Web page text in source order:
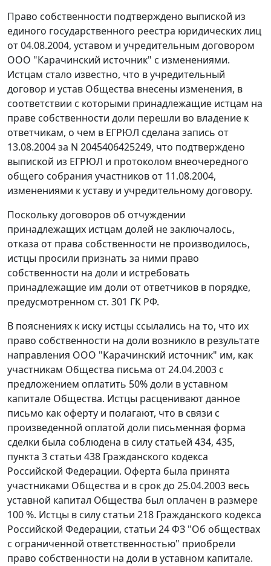
Право собственности подтверждено выпиской из
единого государственного реестра юридических лиц
от 04.08.2004, уставом и учредительным договором
ООО "Карачинский источник" с изменениями.
Истцам стало известно, что в учредительный
договор и устав Общества внесены изменения, в
соответствии с которыми принадлежащие истцам на
праве собственности доли перешли во владение к
ответчикам, о чем в ЕГРЮЛ сделана запись от
13.08.2004 за N 2045406425249, что подтверждено
выпиской из ЕГРЮЛ и протоколом внеочередного
общего собрания участников от 11.08.2004,
изменениями к уставу и учредительному договору.
Поскольку договоров об отчуждении
принадлежащих истцам долей не заключалось,
отказа от права собственности не производилось,
истцы просили признать за ними право
собственности на доли и истребовать
принадлежащие им доли от ответчиков в порядке,
предусмотренном ст. 301 ГК РФ.
В пояснениях к иску истцы ссылались на то, что их
право собственности на доли возникло в результате
направления ООО "Карачинский источник" им, как
участникам Общества письма от 24.04.2003 с
предложением оплатить 50% доли в уставном
капитале Общества. Истцы расценивают данное
письмо как оферту и полагают, что в связи с
произведенной оплатой доли письменная форма
сделки была соблюдена в силу статьей 434, 435,
пункта 3 статьи 438 Гражданского кодекса
Российской Федерации. Оферта была принята
участниками Общества и в срок до 25.04.2003 весь
уставной капитал Общества был оплачен в размере
100 %. Истцы в силу статьи 218 Гражданского кодекса
Российской Федерации, статьи 24ФЗ "Об обществах
с ограниченной ответственностью" приобрели
право собственности на доли в уставном капитале.